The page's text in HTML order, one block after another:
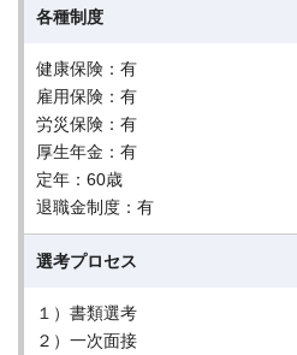
各種制度
健康保険：有
雇用保険：有
労災保険：有
厚生年金：有
定年：60歳
退職金制度：有
選考プロセス
１）書類選考
２）一次面接